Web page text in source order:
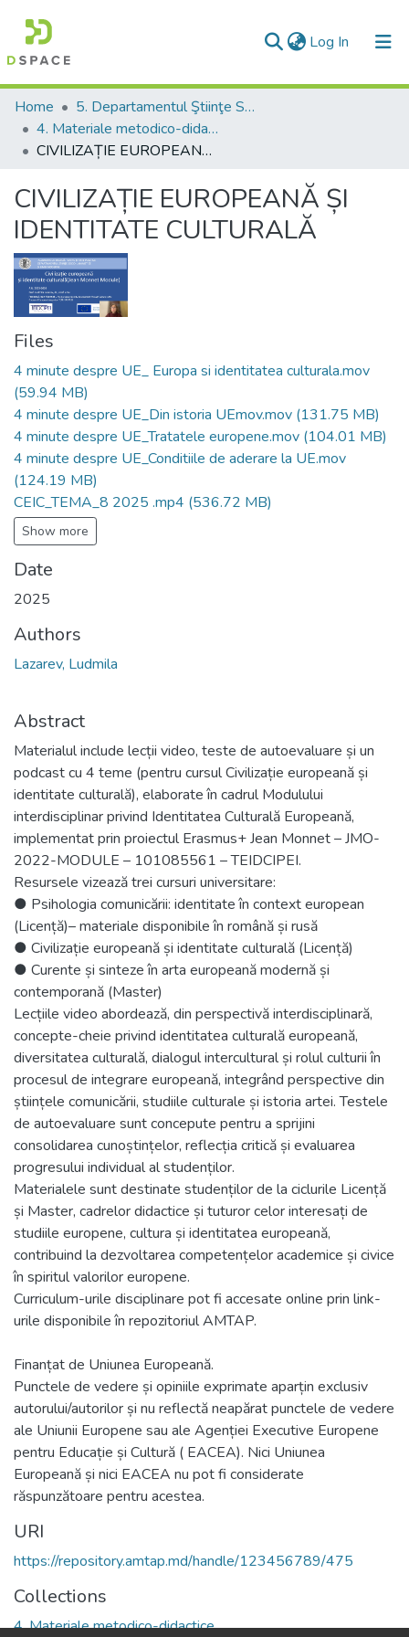
Log In (current)
Communities & Collections
All of DSpace
Home
5. Departamentul Ştiinţe Socio-Umanistice şi Limbi Moderne
4. Materiale metodico-didactice
CIVILIZAȚIE EUROPEANĂ ȘI IDENTITATE CULTURALĂ
CIVILIZAȚIE EUROPEANĂ ȘI
IDENTITATE CULTURALĂ
Files
4 minute despre UE_ Europa si identitatea culturala.mov
(59.94 MB)
4 minute despre UE_Din istoria UEmov.mov (131.75 MB)
4 minute despre UE_Tratatele europene.mov (104.01 MB)
4 minute despre UE_Conditiile de aderare la UE.mov
(124.19 MB)
CEIC_TEMA_8 2025 .mp4 (536.72 MB)
Show more
Date
2025
Authors
Lazarev, Ludmila
Abstract
Materialul include lecții video, teste de autoevaluare și un
podcast cu 4 teme (pentru cursul Civilizație europeană și
identitate culturală), elaborate în cadrul Modulului
interdisciplinar privind Identitatea Culturală Europeană,
implementat prin proiectul Erasmus+ Jean Monnet – JMO-
2022-MODULE – 101085561 – TEIDCIPEI.
Resursele vizează trei cursuri universitare:
● Psihologia comunicării: identitate în context european
(Licență)– materiale disponibile în română și rusă
● Civilizație europeană și identitate culturală (Licență)
● Curente și sinteze în arta europeană modernă și
contemporană (Master)
Lecțiile video abordează, din perspectivă interdisciplinară,
concepte-cheie privind identitatea culturală europeană,
diversitatea culturală, dialogul intercultural și rolul culturii în
procesul de integrare europeană, integrând perspective din
științele comunicării, studiile culturale și istoria artei. Testele
de autoevaluare sunt concepute pentru a sprijini
consolidarea cunoștințelor, reflecția critică și evaluarea
progresului individual al studenților.
Materialele sunt destinate studenților de la ciclurile Licență
și Master, cadrelor didactice și tuturor celor interesați de
studiile europene, cultura și identitatea europeană,
contribuind la dezvoltarea competențelor academice și civice
în spiritul valorilor europene.
Curriculum-urile disciplinare pot fi accesate online prin link-
urile disponibile în repozitoriul AMTAP.
Finanțat de Uniunea Europeană.
Punctele de vedere și opiniile exprimate aparțin exclusiv
autorului/autorilor și nu reflectă neapărat punctele de vedere
ale Uniunii Europene sau ale Agenției Executive Europene
pentru Educație și Cultură ( EACEA). Nici Uniunea
Europeană și nici EACEA nu pot fi considerate
URI
https://repository.amtap.md/handle/123456789/475
Collections
4. Materiale metodico-didactice